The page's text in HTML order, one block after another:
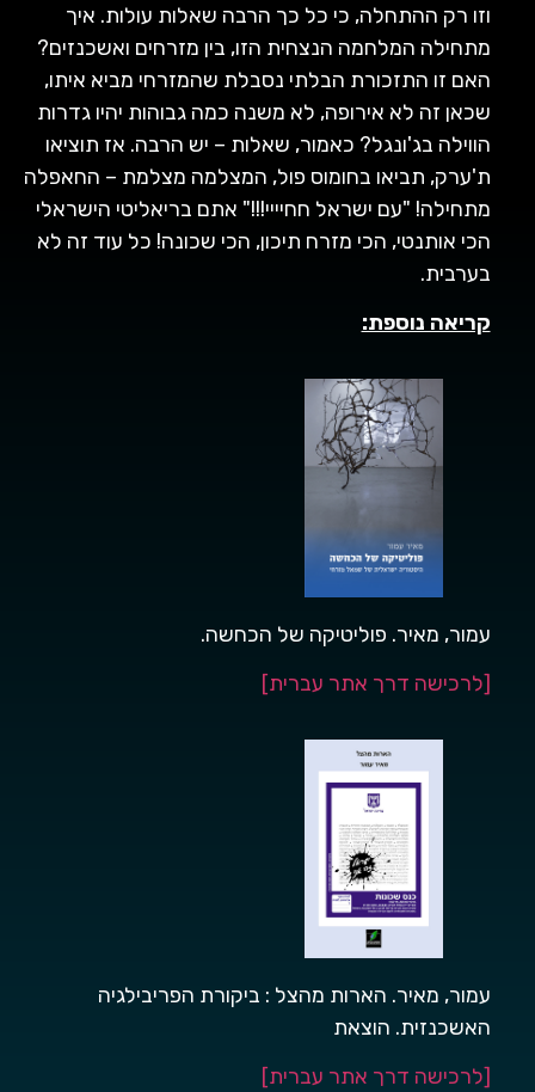
וזו רק ההתחלה, כי כל כך הרבה שאלות עולות. איך
מתחילה המלחמה הנצחית הזו, בין מזרחים ואשכנזים?
האם זו התזכורת הבלתי נסבלת שהמזרחי מביא איתו,
שכאן זה לא אירופה, לא משנה כמה גבוהות יהיו גדרות
הווילה בג'ונגל? כאמור, שאלות – יש הרבה. אז תוציאו
ת'ערק, תביאו בחומוס פול, המצלמה מצלמת – החאפלה
מתחילה! "עם ישראל חחיייי!!!" אתם בריאליטי הישראלי
הכי אותנטי, הכי מזרח תיכון, הכי שכונה! כל עוד זה לא
בערבית.
קריאה נוספת:
עמור, מאיר. פוליטיקה של הכחשה.
[לרכישה דרך אתר עברית]
עמור, מאיר. הארות מהצל : ביקורת הפריבילגיה
האשכנזית. הוצאת
[לרכישה דרך אתר עברית]